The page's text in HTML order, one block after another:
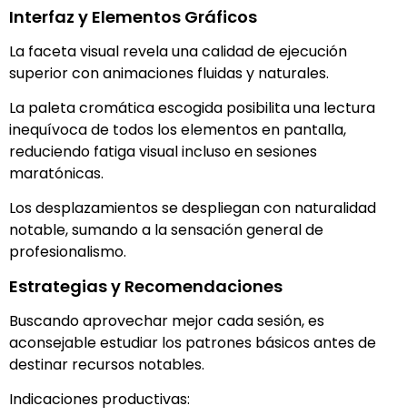
Interfaz y Elementos Gráficos
La faceta visual revela una calidad de ejecución
superior con animaciones fluidas y naturales.
La paleta cromática escogida posibilita una lectura
inequívoca de todos los elementos en pantalla,
reduciendo fatiga visual incluso en sesiones
maratónicas.
Los desplazamientos se despliegan con naturalidad
notable, sumando a la sensación general de
profesionalismo.
Estrategias y Recomendaciones
Buscando aprovechar mejor cada sesión, es
aconsejable estudiar los patrones básicos antes de
destinar recursos notables.
Indicaciones productivas: